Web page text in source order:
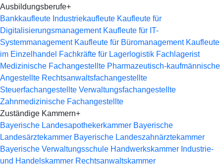
Ausbildungsberufe+
Bankkaufleute Industriekaufleute Kaufleute für
Digitalisierungsmanagement Kaufleute für IT-
Systemmanagement Kaufleute für Büromanagement Kaufleute
im Einzelhandel Fachkräfte für Lagerlogistik Fachlagerist
Medizinische Fachangestellte Pharmazeutisch-kaufmännische
Angestellte Rechtsanwaltsfachangestellte
Steuerfachangestellte Verwaltungsfachangestellte
Zahnmedizinische Fachangestellte
Zuständige Kammern+
Bayerische Landesapothekerkammer Bayerische
Landesärztekammer Bayerische Landeszahnärztekammer
Bayerische Verwaltungsschule Handwerkskammer Industrie-
und Handelskammer Rechtsanwaltskammer